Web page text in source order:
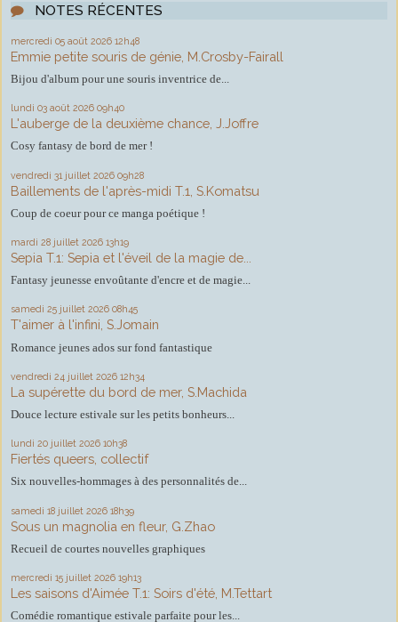
NOTES RÉCENTES
mercredi 05 août 2026 12h48
Emmie petite souris de génie, M.Crosby-Fairall
Bijou d'album pour une souris inventrice de...
lundi 03 août 2026 09h40
L'auberge de la deuxième chance, J.Joffre
Cosy fantasy de bord de mer !
vendredi 31 juillet 2026 09h28
Baillements de l'après-midi T.1, S.Komatsu
Coup de coeur pour ce manga poétique !
mardi 28 juillet 2026 13h19
Sepia T.1: Sepia et l'éveil de la magie de...
Fantasy jeunesse envoûtante d'encre et de magie...
samedi 25 juillet 2026 08h45
T'aimer à l'infini, S.Jomain
Romance jeunes ados sur fond fantastique
vendredi 24 juillet 2026 12h34
La supérette du bord de mer, S.Machida
Douce lecture estivale sur les petits bonheurs...
lundi 20 juillet 2026 10h38
Fiertés queers, collectif
Six nouvelles-hommages à des personnalités de...
samedi 18 juillet 2026 18h39
Sous un magnolia en fleur, G.Zhao
Recueil de courtes nouvelles graphiques
mercredi 15 juillet 2026 19h13
Les saisons d'Aimée T.1: Soirs d'été, M.Tettart
Comédie romantique estivale parfaite pour les...